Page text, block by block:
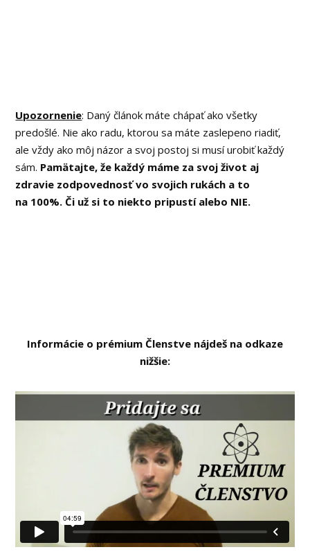
Upozornenie: Daný článok máte chápať ako všetky
predošlé. Nie ako radu, ktorou sa máte zaslepeno riadiť,
ale vždy ako môj názor a svoj postoj si musí urobiť každý
sám. Pamätajte, že každý máme za svoj život aj
zdravie zodpovednosť vo svojich rukách a to
na 100%. Či už si to niekto pripustí alebo NIE.
Informácie o prémium Členstve nájdeš na odkaze
nižšie: